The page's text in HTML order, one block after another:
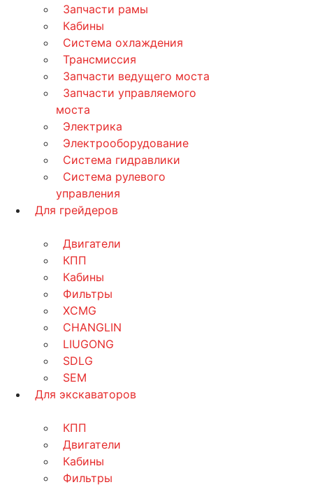
Запчасти рамы
Кабины
Система охлаждения
Трансмиссия
Запчасти ведущего моста
Запчасти управляемого
моста
Электрика
Электрооборудование
Система гидравлики
Система рулевого
управления
Для грейдеров
Двигатели
КПП
Кабины
Фильтры
XCMG
CHANGLIN
LIUGONG
SDLG
SEM
Для экскаваторов
КПП
Двигатели
Кабины
Фильтры